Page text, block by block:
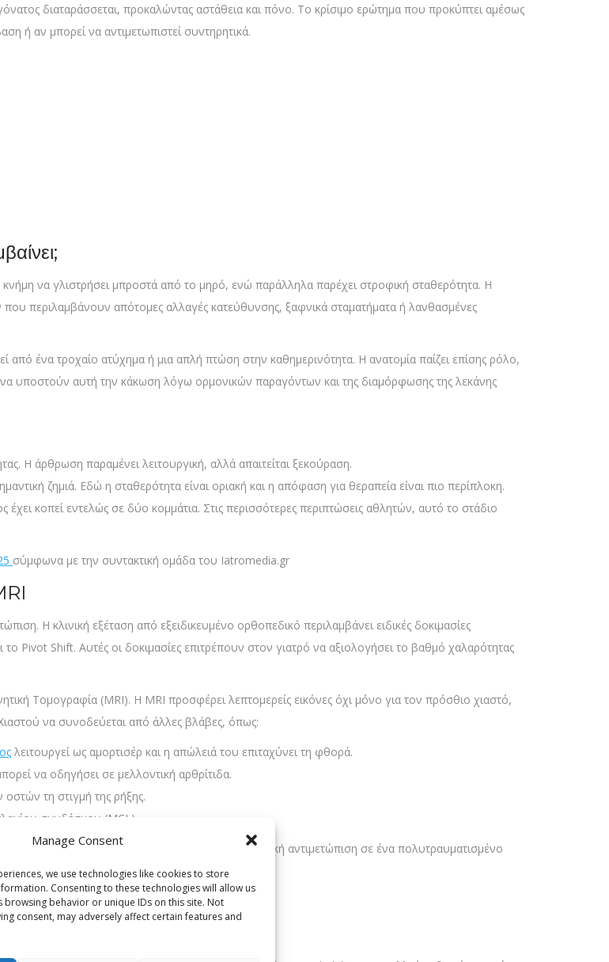
Manage Consent
we use technologies like cookies to store
Consenting to these technologies will allow us
browsing behavior or unique IDs on this site. Not
consent, may adversely affect certain features and
διαταράσσεται, προκαλώντας αστάθεια και πόνο. Το κρίσιμο ερώτημα που προκύπτει αμέσως
ή αν μπορεί να αντιμετωπιστεί συντηρητικά.
κνήμη να γλιστρήσει μπροστά από το μηρό, ενώ παράλληλα παρέχει στροφική σταθερότητα. Η
περιλαμβάνουν απότομες αλλαγές κατεύθυνσης, ξαφνικά σταματήματα ή λανθασμένες
ένα τροχαίο ατύχημα ή μια απλή πτώση στην καθημερινότητα. Η ανατομία παίζει επίσης ρόλο,
να υποστούν αυτή την κάκωση λόγω ορμονικών παραγόντων και της διαμόρφωσης της λεκάνης
Η άρθρωση παραμένει λειτουργική, αλλά απαιτείται ξεκούραση.
ζημιά. Εδώ η σταθερότητα είναι οριακή και η απόφαση για θεραπεία είναι πιο περίπλοκη.
κοπεί εντελώς σε δύο κομμάτια. Στις περισσότερες περιπτώσεις αθλητών, αυτό το στάδιο
σύμφωνα με την συντακτική ομάδα του Iatromedia.gr
Η κλινική εξέταση από εξειδικευμένο ορθοπεδικό περιλαμβάνει ειδικές δοκιμασίες
Pivot Shift. Αυτές οι δοκιμασίες επιτρέπουν στον γιατρό να αξιολογήσει το βαθμό χαλαρότητας
Τομογραφία (MRI). Η MRI προσφέρει λεπτομερείς εικόνες όχι μόνο για τον πρόσθιο χιαστό,
να συνοδεύεται από άλλες βλάβες, όπως:
λειτουργεί ως αμορτισέρ και η απώλειά του επιταχύνει τη φθορά.
να οδηγήσει σε μελλοντική αρθρίτιδα.
τη στιγμή της ρήξης.
συνδέσμου (MCL).
της χειρουργικής επέμβασης, καθώς η συντηρητική αντιμετώπιση σε ένα πολυτραυματισμένο